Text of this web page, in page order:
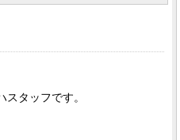
タッフです。